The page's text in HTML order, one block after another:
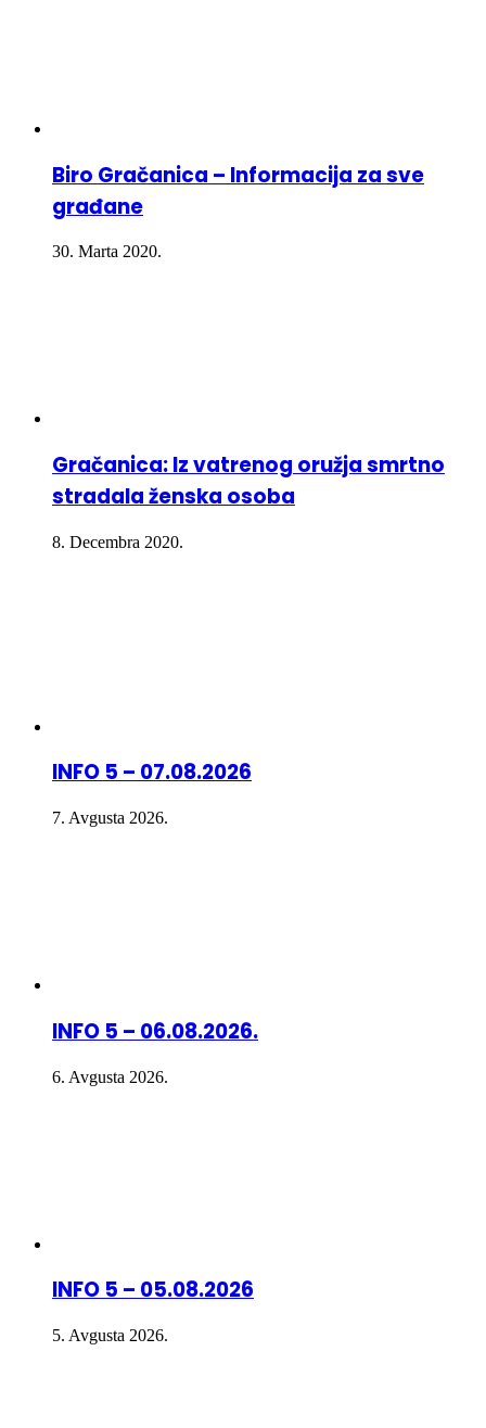
Biro Gračanica – Informacija za sve
građane
30. Marta 2020.
Gračanica: Iz vatrenog oružja smrtno
stradala ženska osoba
8. Decembra 2020.
INFO 5 – 07.08.2026
7. Avgusta 2026.
INFO 5 – 06.08.2026.
6. Avgusta 2026.
INFO 5 – 05.08.2026
5. Avgusta 2026.